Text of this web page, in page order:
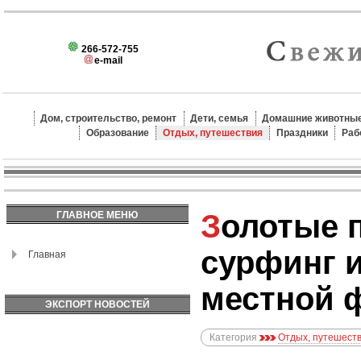
266-572-755
e-mail
Дом, строительство, ремонт Дети, семья
Домашние
Образование
Отдых, путешествия Праздники
ГЛАВНОЕ МЕНЮ
Главная
ЭКСПОРТ НОВОСТЕЙ
Золотые пляжи Австралии:
сурфинг
местной
Категория Отдых,